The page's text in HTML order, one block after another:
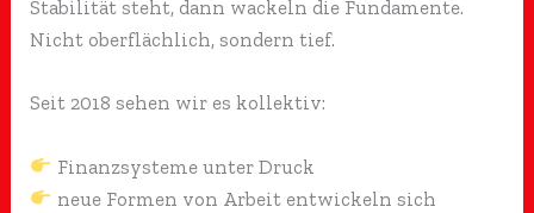
Stabilität steht, dann wackeln die Fundamente.
Nicht oberflächlich, sondern tief.
Seit 2018 sehen wir es kollektiv:
Finanzsysteme unter Druck
neue Formen von Arbeit entwickeln sich